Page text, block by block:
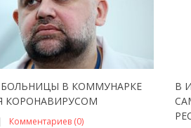
БОЛЬНИЦЫ В КОММУНАРКЕ
КОРОНАВИРУСОМ
Комментариев (0)
В